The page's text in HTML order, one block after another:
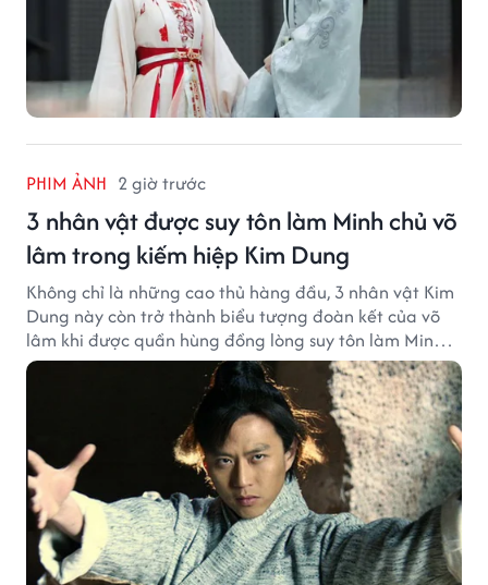
PHIM ẢNH 2 giờ trước
3 nhân vật được suy tôn làm Minh chủ võ
lâm trong kiếm hiệp Kim Dung
Không chỉ là những cao thủ hàng đầu, 3 nhân vật Kim
Dung này còn trở thành biểu tượng đoàn kết của võ
lâm khi được quần hùng đồng lòng suy tôn làm Minh
chủ.